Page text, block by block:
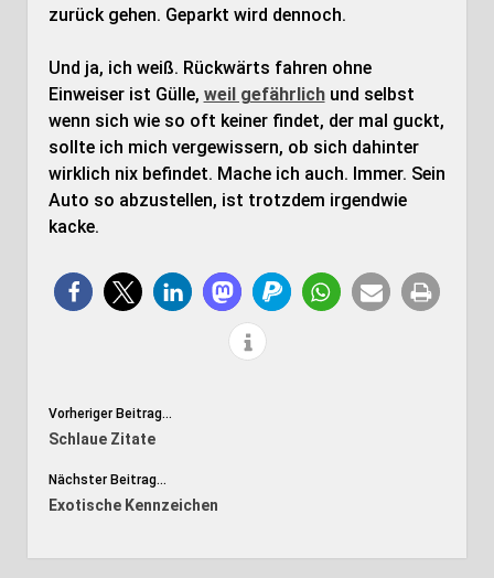
zurück gehen. Geparkt wird dennoch.
Und ja, ich weiß. Rückwärts fahren ohne
Einweiser ist Gülle, weil gefährlichund selbst
wenn sich wie so oft keiner findet, der mal guckt,
sollte ich mich vergewissern, ob sich dahinter
wirklich nix befindet. Mache ich auch. Immer. Sein
Auto so abzustellen, ist trotzdem irgendwie
kacke.
Vorheriger Beitrag...
Schlaue Zitate
Nächster Beitrag...
Exotische Kennzeichen